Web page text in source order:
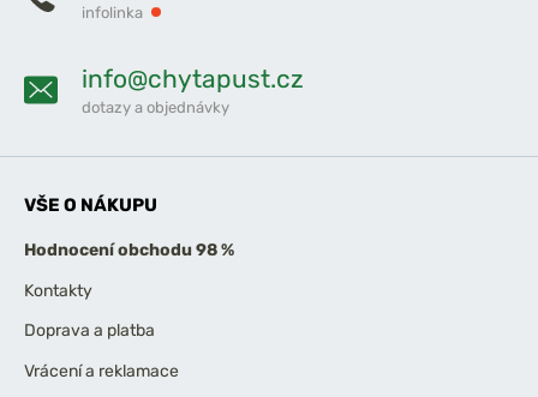
infolinka
info@chytapust.cz
dotazy a objednávky
VŠE O NÁKUPU
Hodnocení obchodu 98 %
Kontakty
Doprava a platba
Vrácení a reklamace